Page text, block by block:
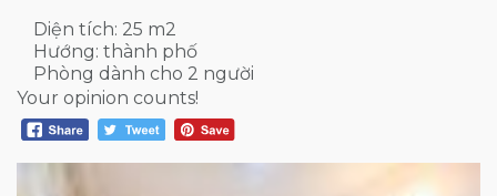
Diện tích: 25 m2
Hướng: thành phố
Phòng dành cho 2 người
Your opinion counts!